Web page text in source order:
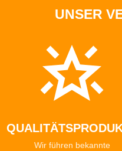
UNSER
Wir führen bekannte